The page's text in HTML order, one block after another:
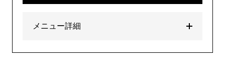
メニュー詳細